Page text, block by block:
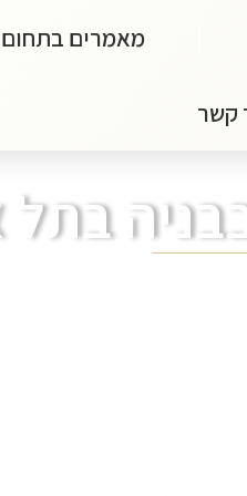
מאמרים בתחום
קשר
בתל